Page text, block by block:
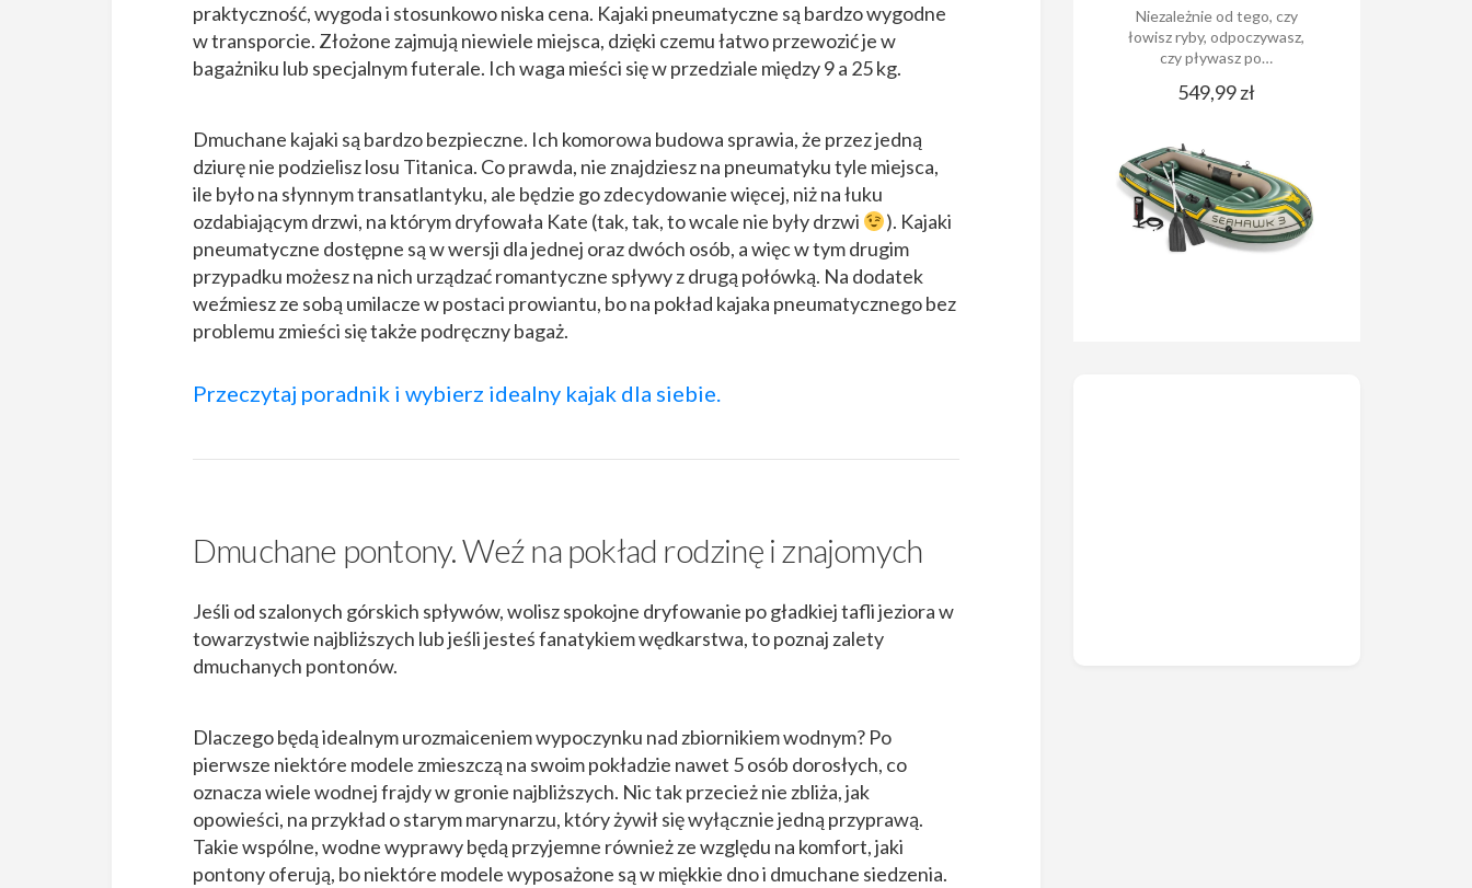
praktyczność, wygoda i stosunkowo niska cena. Kajaki pneumatyczne są bardzo wygodne
w transporcie. Złożone zajmują niewiele miejsca, dzięki czemu łatwo przewozić je w
bagażniku lub specjalnym futerale. Ich waga mieści się w przedziale między 9 a 25 kg.
Dmuchane kajaki są bardzo bezpieczne. Ich komorowa budowa sprawia, że przez jedną
dziurę nie podzielisz losu Titanica. Co prawda, nie znajdziesz na pneumatyku tyle miejsca,
ile było na słynnym transatlantyku, ale będzie go zdecydowanie więcej, niż na łuku
ozdabiającym drzwi, na którym dryfowała Kate (tak, tak, to wcale nie były drzwi
). Kajaki
pneumatyczne dostępne są w wersji dla jednej oraz dwóch osób, a więc w tym drugim
przypadku możesz na nich urządzać romantyczne spływy z drugą połówką. Na dodatek
weźmiesz ze sobą umilacze w postaci prowiantu, bo na pokład kajaka pneumatycznego bez
problemu zmieści się także podręczny bagaż.
Przeczytaj poradnik i wybierz idealny kajak dla siebie.
Dmuchane pontony. Weź na pokład rodzinę i znajomych
Jeśli od szalonych górskich spływów, wolisz spokojne dryfowanie po gładkiej tafli jeziora w
towarzystwie najbliższych lub jeśli jesteś fanatykiem wędkarstwa, to poznaj zalety
dmuchanych pontonów.
Dlaczego będą idealnym urozmaiceniem wypoczynku nad zbiornikiem wodnym? Po
pierwsze niektóre modele zmieszczą na swoim pokładzie nawet 5 osób dorosłych, co
oznacza wiele wodnej frajdy w gronie najbliższych. Nic tak przecież nie zbliża, jak
opowieści, na przykład o starym marynarzu, który żywił się wyłącznie jedną przyprawą.
Takie wspólne, wodne wyprawy będą przyjemne również ze względu na komfort, jaki
pontony oferują, bo niektóre modele wyposażone są w miękkie dno i dmuchane siedzenia.
Niezależnie od tego, czy
łowisz ryby, odpoczywasz,
czy pływasz po…
549,99 zł